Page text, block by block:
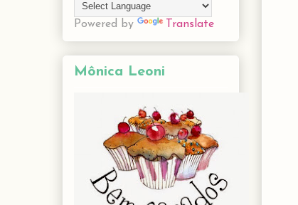
Powered by Translate
Mônica Leoni